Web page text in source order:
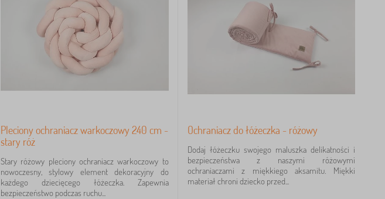
Pleciony ochraniacz warkoczowy 240 cm -
stary róż
Stary różowy pleciony ochraniacz warkoczowy to
nowoczesny, stylowy element dekoracyjny do
każdego dziecięcego łóżeczka. Zapewnia
bezpieczeństwo podczas ruchu...
Ochraniacz do łóżeczka - różowy
Dodaj łóżeczku swojego maluszka delikatności i
bezpieczeństwa z naszymi różowymi
ochraniaczami z miękkiego aksamitu. Miękki
materiał chroni dziecko przed...